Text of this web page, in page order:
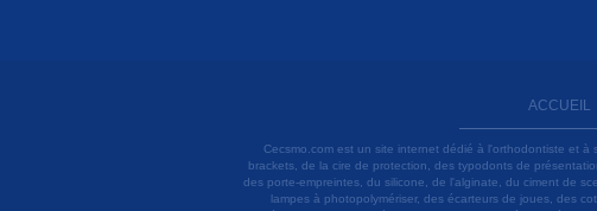
ACCUEIL
Cecsmo.com est un site internet dédié à l'orthodontiste et
brackets, de la cire de protection, des typodonts de
des porte-empreintes, du silicone, de l'alginate, du ciment de
lampes à photopolymériser, des écarteurs de joues, des